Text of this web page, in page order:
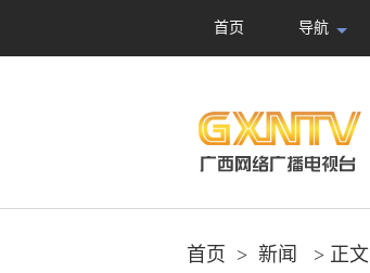
首页 导航
首页 > 新闻 > 正文